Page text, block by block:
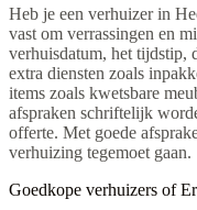
Heb je een verhuizer in
vast om verrassingen en
verhuisdatum, het tijdstip,
extra diensten zoals
items zoals kwetsbare
afspraken schriftelijk
offerte. Met goede
verhuizing tegemoet gaan.
Goedkope verhuizers of